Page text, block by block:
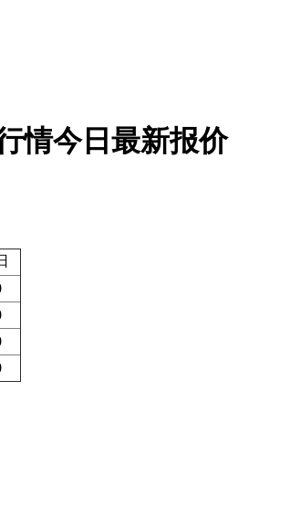
情今日最新报价